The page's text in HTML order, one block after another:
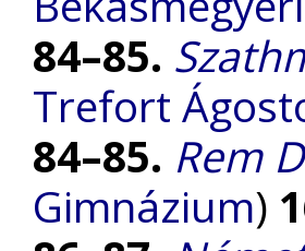
84–85.
Trefort
84–85. Rem
Gimnázium)